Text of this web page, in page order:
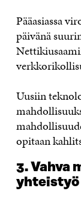
Pääasiassa
päivänä
Uusiin
opitaan
3. Vahva
yhteistyö